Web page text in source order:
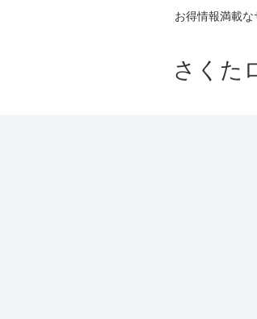
お得情報満載な
さくた